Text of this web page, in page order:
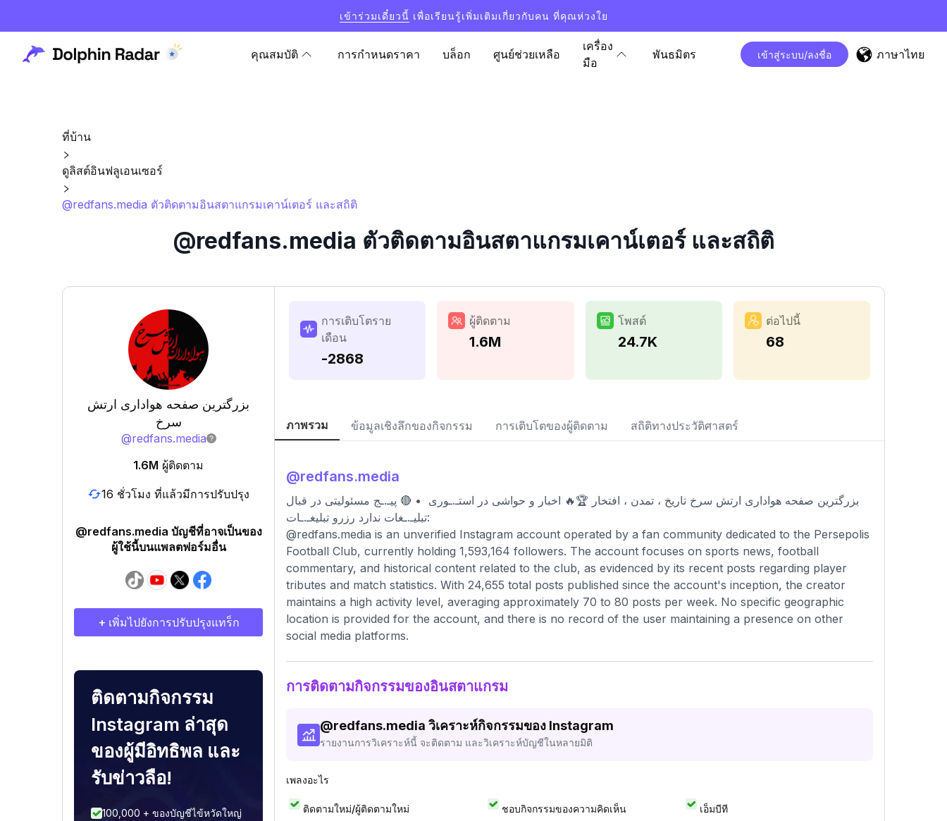
เข้าร่วมเดี๋ยวนี้ เพื่อเรียนรู้เพิ่มเติมเกี่ยวกับคน ที่คุณห่วงใย
คุณสมบัติ การกำหนดราคา บล็อก ศูนย์ช่วยเหลือ
เครื่อง
มือ
พันธมิตร เข้าสู่ระบบ/ลงชื่อ ภาษาไทย
ที่บ้าน
ดูลิสต์อินฟลูเอนเซอร์
@redfans.media ตัวติดตามอินสตาแกรมเคาน์เตอร์ และสถิติ
@redfans.media ตัวติดตามอินสตาแกรมเคาน์เตอร์ และสถิติ
بزرگترین صفحه هواداری ارتش
سرخ
@redfans.media
1.6M ผู้ติดตาม
16 ชั่วโมง ที่แล้วมีการปรับปรุง
@redfans.media บัญชีที่อาจเป็นของ
ผู้ใช้นี้บนแพลตฟอร์มอื่น
+ เพิ่มไปยังการปรับปรุงแทร็ก
ติดตามกิจกรรม
Instagram ล่าสุด
ของผู้มีอิทธิพล และ
รับข่าวลือ!
100,000 + ของบัญชีไข้หวัดใหญ่
การเติบโตราย
เดือน
-2868
ผู้ติดตาม
1.6M
โพสต์
24.7K
ต่อไปนี้
68
ภาพรวม ข้อมูลเชิงลึกของกิจกรรม การเติบโตของผู้ติดตาม สถิติทางประวัติศาสตร์
@redfans.media
بزرگترین صفحه هواداری ارتش سرخ ‌تاریخ ، تمدن‌ ، افتخار 🏆🔥 اخبار و حواشی در استـ.ـوری ‌ • 🔴 پیـ.ـج مسئولیتی در قبال
تبلیـ.ـغات ندارد رزرو تبلیغـ.ـات:
@redfans.media is an unverified Instagram account operated by a fan community dedicated to the Persepolis
Football Club, currently holding 1,593,164 followers. The account focuses on sports news, football
commentary, and historical content related to the club, as evidenced by its recent posts regarding player
tributes and match statistics. With 24,655 total posts published since the account's inception, the creator
maintains a high activity level, averaging approximately 70 to 80 posts per week. No specific geographic
location is provided for the account, and there is no record of the user maintaining a presence on other
social media platforms.
การติดตามกิจกรรมของอินสตาแกรม
@redfans.media วิเคราะห์กิจกรรมของ Instagram
รายงานการวิเคราะห์นี้ จะติดตาม และวิเคราะห์บัญชีในหลายมิติ
เพลงอะไร
ติดตามใหม่/ผู้ติดตามใหม่ ชอบกิจกรรมของความคิดเห็น เอ็มบีที